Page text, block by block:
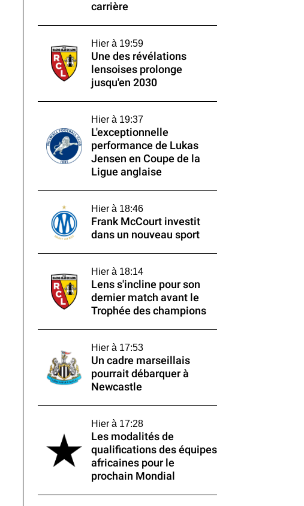
carrière
Hier à 19:59
Une des révélations
lensoises prolonge
jusqu'en 2030
Hier à 19:37
L'exceptionnelle
performance de Lukas
Jensen en Coupe de la
Ligue anglaise
Hier à 18:46
Frank McCourt investit
dans un nouveau sport
Hier à 18:14
Lens s'incline pour son
dernier match avant le
Trophée des champions
Hier à 17:53
Un cadre marseillais
pourrait débarquer à
Newcastle
Hier à 17:28
Les modalités de
qualifications des équipes
africaines pour le
prochain Mondial